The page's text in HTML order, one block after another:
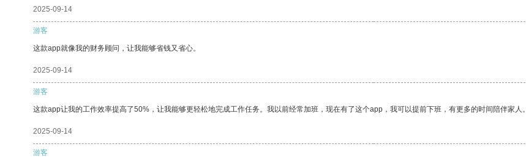
2025-09-14
游客
这款app就像我的财务顾问，让我能够省钱又省心。
2025-09-14
游客
这款app让我的工作效率提高了50%，让我能够更轻松地完成工作任务。我以前经常加班，现在有了这个app，我可以提前下班，有更多的时间陪伴家人。
2025-09-14
游客